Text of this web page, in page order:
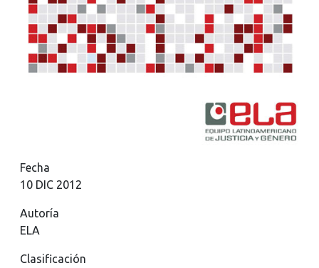
Fecha
10 DIC 2012
Autoría
ELA
Clasificación